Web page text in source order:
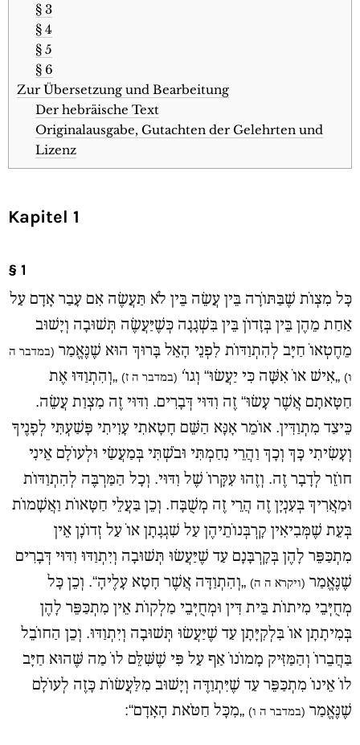
§ 3
§ 4
§ 5
§ 6
Zur Übersetzung und Bearbeitung
Der hebräische Text
Originalausgabe, Gutachten der Gelehrten und
Lizenz
Kapitel 1
§ 1
כָּל מִצְוֹת שֶׁבַּתּוֹרָה בֵּין עֲשֵׂה בֵּין לֹא תַּעֲשֶׂה אִם עָבַר אָדָם עַל
אַחַת מֵהֶן בֵּין בְּזָדוֹן בֵּין בִּשְׁגָגָה כְּשֶׁיַּעֲשֶׂה תְּשׁוּבָה וְיָשׁוּב
מֵחֶטְאוֹ חַיָּב לְהִתְוַדּוֹת לִפְנֵי הָאֵל בָּרוּךְ הוּא שֶׁנֶּאֱמַר (במדבר ה
ו) „אִישׁ אוֹ אִשָּׁה כִּי יַעֲשׂוּ“ וְגוֹ‘ (במדבר ה ז) „וְהִתְוַדּוּ אֶת
חַטָּאתָם אֲשֶׁר עָשׂוּ“ זֶה וִדּוּי דְּבָרִים. וִדּוּי זֶה מִצְוַת עֲשֵׂה.
כֵּיצַד מִתְוַדִּין. אוֹמֵר אָנָּא הַשֵּׁם חָטָאתִי עָוִיתִי פָּשַׁעְתִּי לְפָנֶיךָ
וְעָשִׂיתִי כָּךְ וְכָךְ וַהֲרֵי נִחַמְתִּי וּבֹשְׁתִּי בְּמַעֲשַׂי וּלְעוֹלָם אֵינִי
חוֹזֵר לְדָבָר זֶה. וְזֶהוּ עִקָּרוֹ שֶׁל וִדּוּי. וְכָל הַמַּרְבֶּה לְהִתְוַדּוֹת
וּמַאֲרִיךְ בְּעִנְיָן זֶה הֲרֵי זֶה מְשֻׁבָּח. וְכֵן בַּעֲלֵי חַטָּאוֹת וַאֲשָׁמוֹת
בְּעֵת שֶׁמְּבִיאִין קָרְבְּנוֹתֵיהֶן עַל שִׁגְגָתָן אוֹ עַל זְדוֹנָן אֵין
מִתְכַּפֵּר לָהֶן בְּקָרְבָּנָם עַד שֶׁיַּעֲשׂוּ תְּשׁוּבָה וְיִתְוַדּוּ וִדּוּי דְּבָרִים
שֶׁנֶּאֱמַר (ויקרא ה ה) „וְהִתְוַדָּה אֲשֶׁר חָטָא עָלֶיהָ“. וְכֵן כָּל
מְחֻיְּבֵי מִיתוֹת בֵּית דִּין וּמְחֻיְּבֵי מַלְקוֹת אֵין מִתְכַּפֵּר לָהֶן
בְּמִיתָתָן אוֹ בִּלְקִיָּתָן עַד שֶׁיַּעֲשׂוּ תְּשׁוּבָה וְיִתְוַדּוּ. וְכֵן הַחוֹבֵל
בַּחֲבֵרוֹ וְהַמַּזִּיק מָמוֹנוֹ אַף עַל פִּי שֶׁשִּׁלֵּם לוֹ מַה שֶּׁהוּא חַיָּב
לוֹ אֵינוֹ מִתְכַּפֵּר עַד שֶׁיִּתְוַדֶּה וְיָשׁוּב מִלַּעֲשׂוֹת כָּזֶה לְעוֹלָם
שֶׁנֶּאֱמַר (במדבר ה ו) „מִכָּל חַטֹּאת הָאָדָם“: